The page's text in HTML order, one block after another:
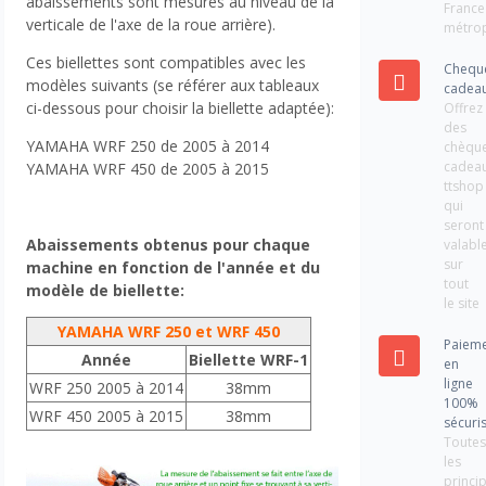
verticale de l'axe de la roue arrière).
Ces biellettes sont compatibles avec les
modèles suivants (se référer aux tableaux
ci-dessous pour choisir la biellette adaptée):
YAMAHA WRF 250 de 2005 à 2014
YAMAHA WRF 450 de 2005 à 2015
Abaissements obtenus pour chaque
machine en fonction de l'année et du
modèle de biellette:
YAMAHA WRF 250 et WRF 450
Année
Biellette WRF-1
WRF 250 2005 à 2014
38mm
WRF 450 2005 à 2015
38mm
France
Offrez
des
ttshop
qui
seront
sur
tout
le site
en
ligne
100%
Toutes
les